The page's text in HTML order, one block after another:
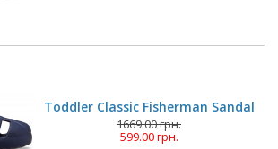
Toddler Classic Fisherman Sandal
1669.00 грн.
599.00 грн.